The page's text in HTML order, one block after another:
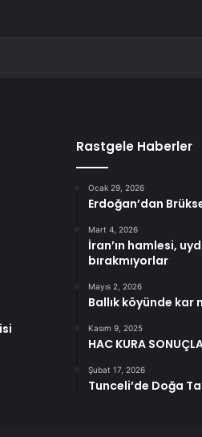
Rastgele Haberler
Ocak 29, 2026
Erdoğan’dan
Mart 4, 2026
İran’ın hamlesi,
bırakmıyorlar
Mayıs 2, 2026
Ballık köyünde kar
Kasım 9, 2025
HAC KURA
Şubat 17, 2026
Tunceli’de Doğa